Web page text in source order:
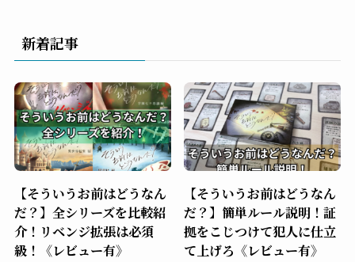
新着記事
【そういうお前はどうなん
だ？】全シリーズを比較紹
介！リベンジ拡張は必須
級！《レビュー有》
【そういうお前はどうなん
だ？】簡単ルール説明！証
拠をこじつけて犯人に仕立
て上げろ《レビュー有》